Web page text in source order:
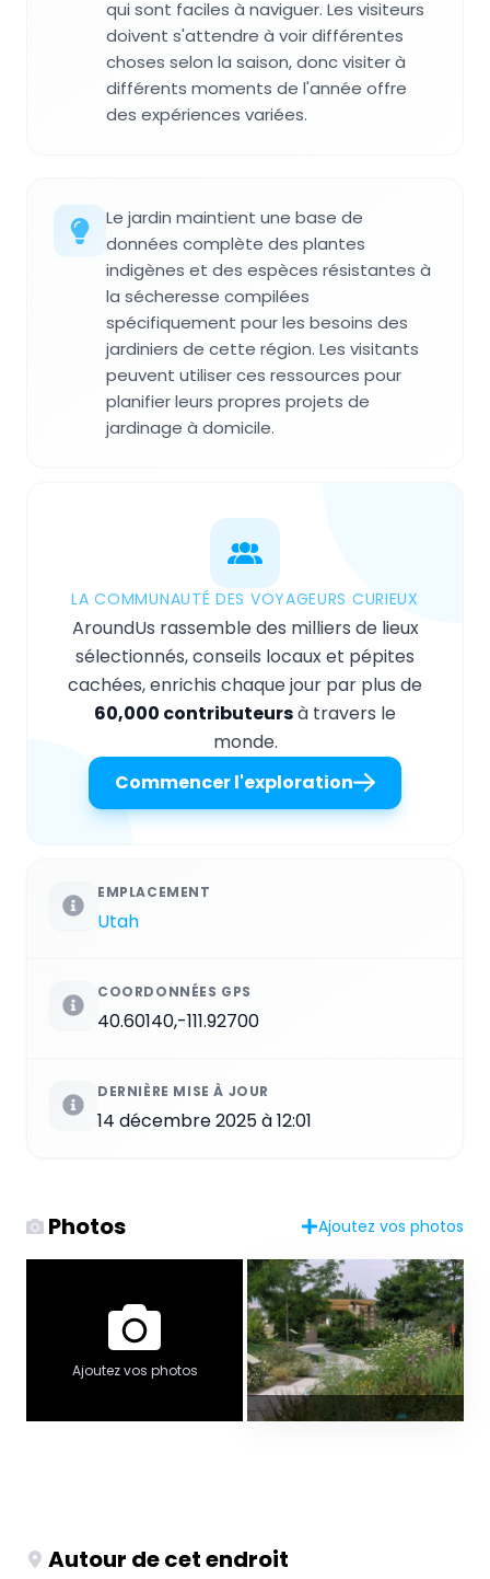
qui sont faciles à naviguer. Les visiteurs
doivent s'attendre à voir différentes
choses selon la saison, donc visiter à
différents moments de l'année offre
des expériences variées.
Le jardin maintient une base de
données complète des plantes
indigènes et des espèces résistantes à
la sécheresse compilées
spécifiquement pour les besoins des
jardiniers de cette région. Les visitants
peuvent utiliser ces ressources pour
planifier leurs propres projets de
jardinage à domicile.
LA COMMUNAUTÉ DES VOYAGEURS CURIEUX
AroundUs rassemble des milliers de lieux
sélectionnés, conseils locaux et pépites
cachées, enrichis chaque jour par plus de
60,000 contributeursà travers le
monde.
Commencer l'exploration
EMPLACEMENT
Utah
COORDONNÉES GPS
40.60140,-111.92700
DERNIÈRE MISE À JOUR
14 décembre 2025 à 12:01
Photos Ajoutez vos photos
Ajoutez vos photos
Autour de cet endroit